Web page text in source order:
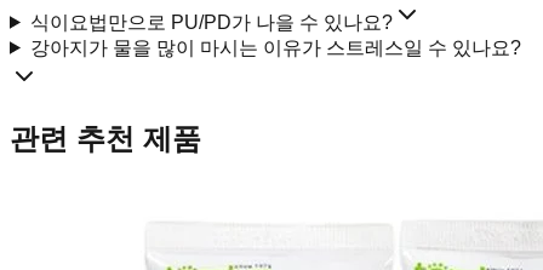
식이요법만으로 PU/PD가 나을 수 있나요?
강아지가 물을 많이 마시는 이유가 스트레스일 수 있나요?
관련 추천 제품